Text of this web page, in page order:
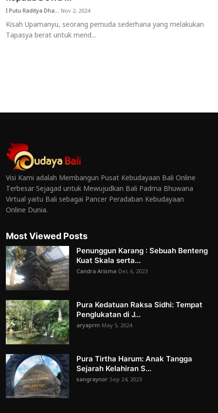
I Putu Raditya Dha... Nov 2, 2024
Kisah Upamanyu, seorang pemuda sederhana yang melakukan
Tapasya berat untuk mend...
Visi Kami adalah Membangun Pusat Kebudayaan Bali Online
Terbesar Sejagad untuk Mewujudkan Bali Padma Bhuwana
Virtual yaitu Bali sebagai Pancer Peradaban Kebudayaan
Online Dunia.
Most Viewed Posts
Penunggun Karang : Sebuah Benteng
Kuat Skala serta...
Candra Arisma Dec 6, 2023
Pura Kedatuan Raksa Sidhi: Tempat
Penglukatan di J...
aryaprm May 5, 2024
Pura Tirtha Harum: Anak Tangga
Sejarah Kelahiran S...
sangraynor Sep 24, 2023